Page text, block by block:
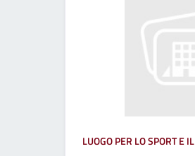
LUOGO PER LO SPORT E